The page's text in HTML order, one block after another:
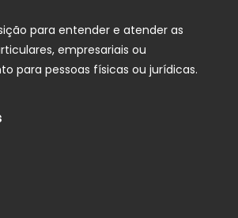
para entender e atender as
empresariais ou
para pessoas físicas ou jurídicas.